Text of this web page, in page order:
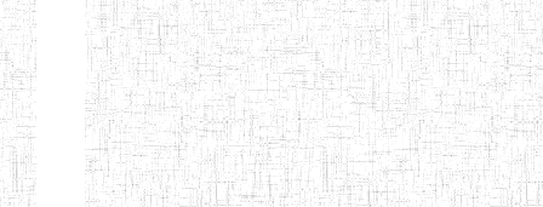
Etablissements
d'enseignement